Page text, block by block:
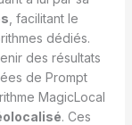
, facilitant le
dédiés.
des résultats
de Prompt
MagicLocal
. Ces